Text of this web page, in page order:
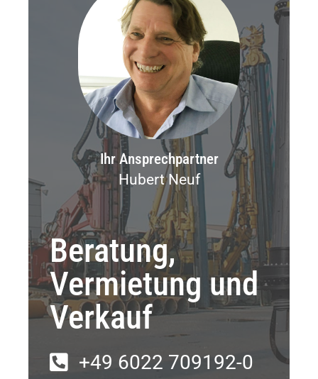
Ihr Ansprechpartner
Hubert Neuf
Beratung,
Vermietung und
Verkauf
+49 6022 709192-0